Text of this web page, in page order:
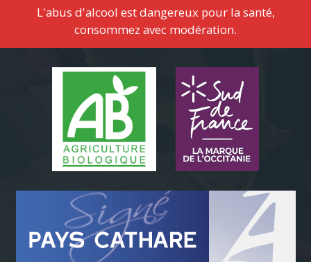
L'abus d'alcool est dangereux pour la santé,
consommez avec modération.